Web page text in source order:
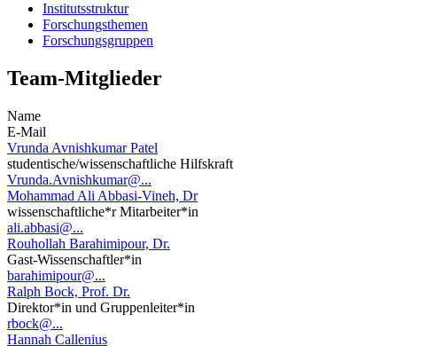
Institutsstruktur
Forschungsthemen
Forschungsgruppen
Team-Mitglieder
Name
E-Mail
Vrunda Avnishkumar Patel
studentische/wissenschaftliche Hilfskraft
Vrunda.Avnishkumar@...
Mohammad Ali Abbasi-Vineh, Dr
wissenschaftliche*r Mitarbeiter*in
ali.abbasi@...
Rouhollah Barahimipour, Dr.
Gast-Wissenschaftler*in
barahimipour@...
Ralph Bock, Prof. Dr.
Direktor*in und Gruppenleiter*in
rbock@...
Hannah Callenius